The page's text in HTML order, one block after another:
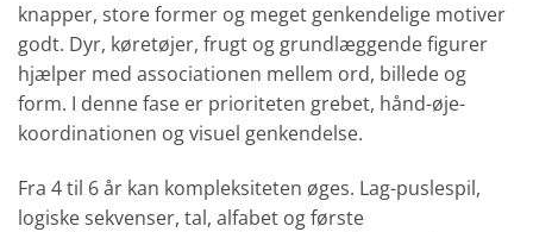
knapper, store former og meget genkendelige motiver
godt. Dyr, køretøjer, frugt og grundlæggende figurer
hjælper med associationen mellem ord, billede og
form. I denne fase er prioriteten grebet, hånd-øje-
koordinationen og visuel genkendelse.
Fra 4 til 6 år kan kompleksiteten øges. Lag-puslespil,
logiske sekvenser, tal, alfabet og første